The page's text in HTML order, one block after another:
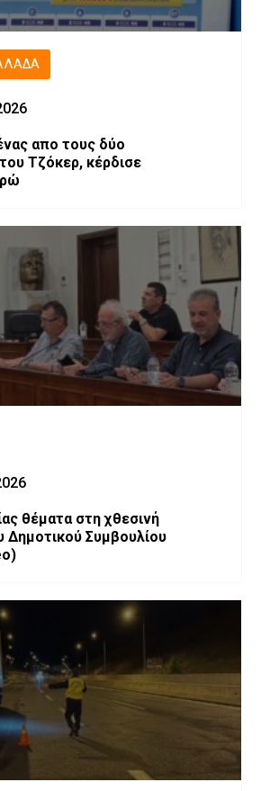
απο τους δύο
Τζόκερ, κέρδισε
θέματα στη χθεσινή
Δημοτικού Συμβουλίου